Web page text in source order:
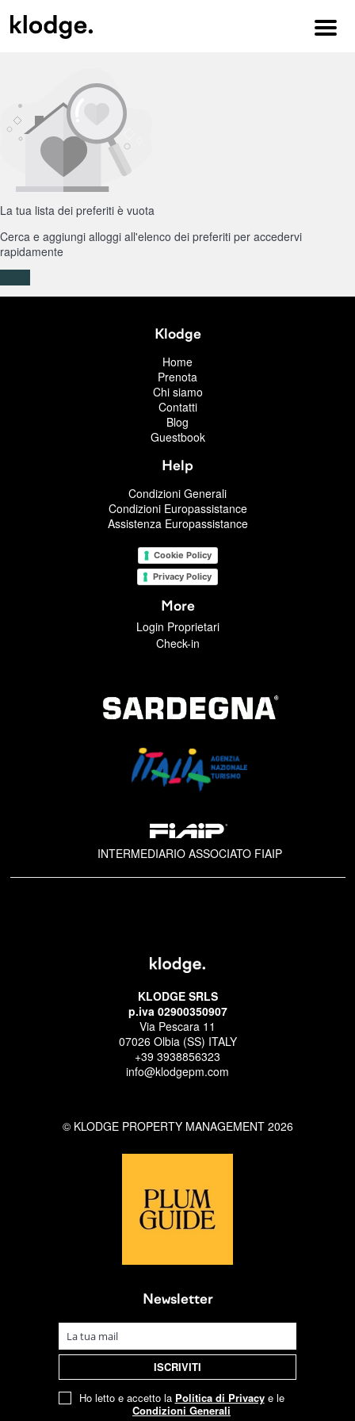
Menu
La tua lista dei preferiti è vuota
Cerca e aggiungi alloggi all'elenco dei preferiti per accedervi
rapidamente
Klodge
Home
Prenota
Chi siamo
Contatti
Blog
Guestbook
Help
Condizioni Generali
Condizioni Europassistance
Assistenza Europassistance
Cookie Policy
Privacy Policy
More
Login Proprietari
Check-in
INTERMEDIARIO ASSOCIATO FIAIP
KLODGE SRLS
p.iva 02900350907
Via Pescara 11
07026 Olbia (SS) ITALY
+39 3938856323
info@klodgepm.com
© KLODGE PROPERTY MANAGEMENT 2026
Newsletter
Ho letto e accetto la Politica di Privacye le
Condizioni Generali